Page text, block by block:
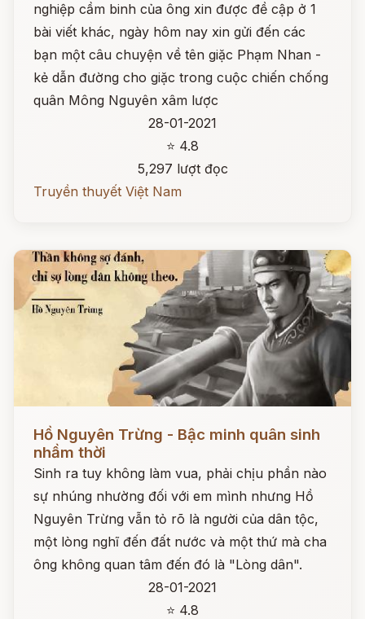
nghiệp cầm binh của ông xin được đề cập ở 1
bài viết khác, ngày hôm nay xin gửi đến các
bạn một câu chuyện về tên giặc Phạm Nhan -
kẻ dẫn đường cho giặc trong cuộc chiến chống
quân Mông Nguyên xâm lược
28-01-2021
⭐ 4.8
5,297 lượt đọc
Truyền thuyết Việt Nam
Đọc ngay
Hồ Nguyên Trừng - Bậc minh quân sinh
nhầm thời
Sinh ra tuy không làm vua, phải chịu phần nào
sự nhúng nhường đối với em mình nhưng Hồ
Nguyên Trừng vẫn tỏ rõ là người của dân tộc,
một lòng nghĩ đến đất nước và một thứ mà cha
ông không quan tâm đến đó là "Lòng dân".
28-01-2021
⭐ 4.8